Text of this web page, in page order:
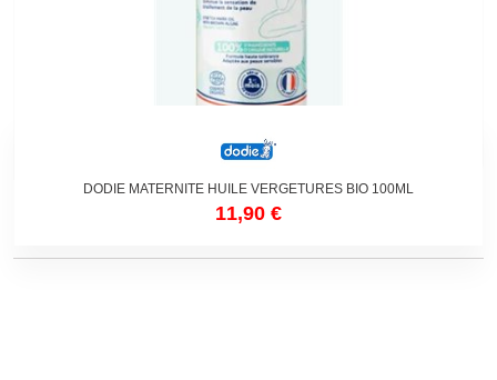
DODIE MATERNITE HUILE VERGETURES BIO 100ML
11,90 €